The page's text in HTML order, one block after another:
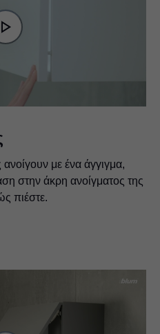
Play
Video
με ένα άγγιγμα,
στην άκρη ανοίγματος της
πιέστε.